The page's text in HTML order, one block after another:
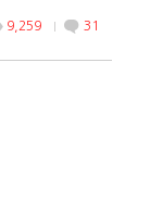
9,259 31